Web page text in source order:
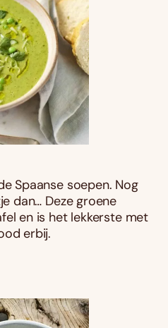
Spaanse soepen. Nog
dan… Deze groene
en is het lekkerste met
erbij.